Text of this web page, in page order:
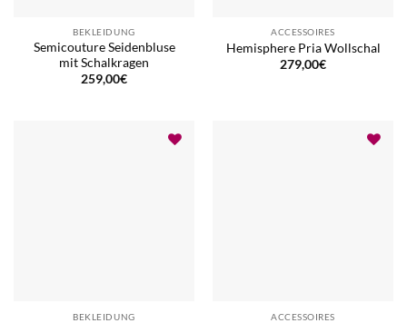
BEKLEIDUNG
Semicouture Seidenbluse
mit Schalkragen
259,00€
ACCESSOIRES
Hemisphere Pria Wollschal
279,00€
BEKLEIDUNG ACCESSOIRES